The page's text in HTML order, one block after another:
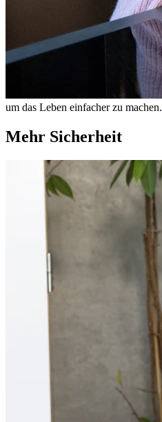
um das Leben einfacher zu machen.
Mehr Sicherheit